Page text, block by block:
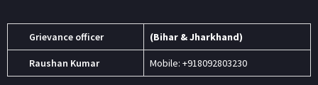
Grievance officer (Bihar & Jharkhand)
Raushan Kumar Mobile: +918092803230